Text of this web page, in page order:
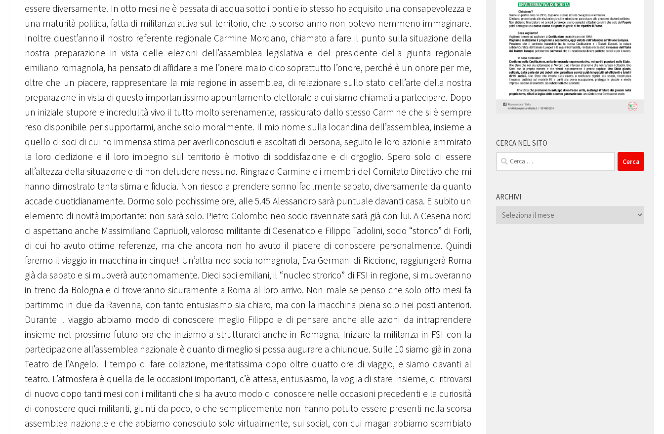
essere diversamente. In otto mesi ne è passata di acqua sotto i ponti e io stesso ho acquisito una consapevolezza e
una maturità politica, fatta di militanza attiva sul territorio, che lo scorso anno non potevo nemmeno immaginare.
Inoltre quest’anno il nostro referente regionale Carmine Morciano, chiamato a fare il punto sulla situazione della
nostra preparazione in vista delle elezioni dell’assemblea legislativa e del presidente della giunta regionale
emiliano romagnola, ha pensato di affidare a me l’onere ma io dico soprattutto l’onore, perché è un onore per me,
oltre che un piacere, rappresentare la mia regione in assemblea, di relazionare sullo stato dell’arte della nostra
preparazione in vista di questo importantissimo appuntamento elettorale a cui siamo chiamati a partecipare. Dopo
un iniziale stupore e incredulità vivo il tutto molto serenamente, rassicurato dallo stesso Carmine che si è sempre
reso disponibile per supportarmi, anche solo moralmente. Il mio nome sulla locandina dell’assemblea, insieme a
quello di soci di cui ho immensa stima per averli conosciuti e ascoltati di persona, seguito le loro azioni e ammirato
la loro dedizione e il loro impegno sul territorio è motivo di soddisfazione e di orgoglio. Spero solo di essere
all’altezza della situazione e di non deludere nessuno. Ringrazio Carmine e i membri del Comitato Direttivo che mi
hanno dimostrato tanta stima e fiducia. Non riesco a prendere sonno facilmente sabato, diversamente da quanto
accade quotidianamente. Dormo solo pochissime ore, alle 5.45 Alessandro sarà puntuale davanti casa. E subito un
elemento di novità importante: non sarà solo. Pietro Colombo neo socio ravennate sarà già con lui. A Cesena nord
ci aspettano anche Massimiliano Capriuoli, valoroso militante di Cesenatico e Filippo Tadolini, socio “storico” di Forli,
di cui ho avuto ottime referenze, ma che ancora non ho avuto il piacere di conoscere personalmente. Quindi
faremo il viaggio in macchina in cinque! Un’altra neo socia romagnola, Eva Germani di Riccione, raggiungerà Roma
già da sabato e si muoverà autonomamente. Dieci soci emiliani, il “nucleo strorico” di FSI in regione, si muoveranno
in treno da Bologna e ci troveranno sicuramente a Roma al loro arrivo. Non male se penso che solo otto mesi fa
partimmo in due da Ravenna, con tanto entusiasmo sia chiaro, ma con la macchina piena solo nei posti anteriori.
Durante il viaggio abbiamo modo di conoscere meglio Filippo e di pensare anche alle azioni da intraprendere
insieme nel prossimo futuro ora che iniziamo a strutturarci anche in Romagna. Iniziare la militanza in FSI con la
partecipazione all’assemblea nazionale è quanto di meglio si possa augurare a chiunque. Sulle 10 siamo già in zona
Teatro dell’Angelo. Il tempo di fare colazione, meritatissima dopo oltre quatto ore di viaggio, e siamo davanti al
teatro. L’atmosfera è quella delle occasioni importanti, c’è attesa, entusiasmo, la voglia di stare insieme, di ritrovarsi
di nuovo dopo tanti mesi con i militanti che si ha avuto modo di conoscere nelle occasioni precedenti e la curiosità
di conoscere quei militanti, giunti da poco, o che semplicemente non hanno potuto essere presenti nella scorsa
assemblea nazionale e che abbiamo conosciuto solo virtualmente, sui social, con cui magari abbiamo scambiato
CERCA NEL SITO
Ricerca
per:
ARCHIVI
Archivi